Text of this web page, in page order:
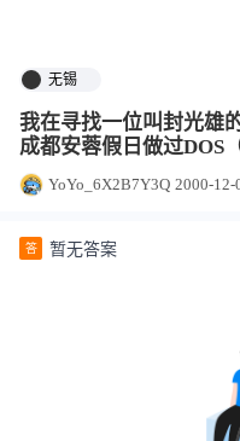
无锡
我在寻找一位叫封光雄
成都安蓉假日做过DOS
YoYo_6X2B7Y3Q 2000-12-
答 暂无答案